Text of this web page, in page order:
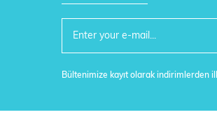
Bültenimize kayıt olarak indirimlerden